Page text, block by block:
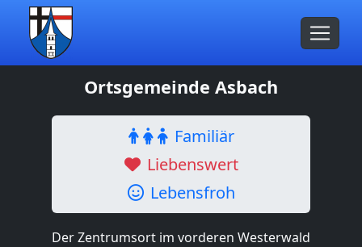
Ortsgemeinde Asbach
Familiär
Liebenswert
Lebensfroh
Der Zentrumsort im vorderen Westerwald